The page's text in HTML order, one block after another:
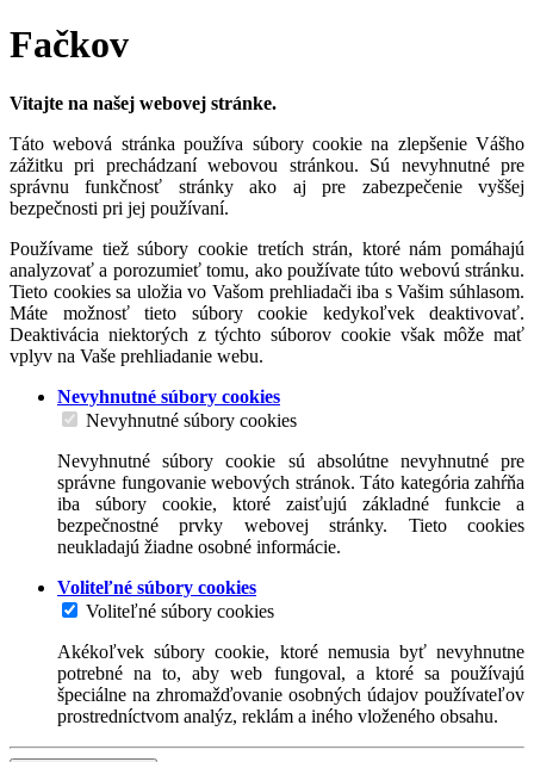
Fačkov
Vitajte na našej webovej stránke.
Táto webová stránka používa súbory cookie na zlepšenie Vášho
zážitku pri prechádzaní webovou stránkou. Sú nevyhnutné pre
správnu funkčnosť stránky ako aj pre zabezpečenie vyššej
bezpečnosti pri jej používaní.
Používame tiež súbory cookie tretích strán, ktoré nám pomáhajú
analyzovať a porozumieť tomu, ako používate túto webovú stránku.
Tieto cookies sa uložia vo Vašom prehliadači iba s Vašim súhlasom.
Máte možnosť tieto súbory cookie kedykoľvek deaktivovať.
Deaktivácia niektorých z týchto súborov cookie však môže mať
vplyv na Vaše prehliadanie webu.
Nevyhnutné súbory cookies
Nevyhnutné súbory cookies
Nevyhnutné súbory cookie sú absolútne nevyhnutné pre
správne fungovanie webových stránok. Táto kategória zahŕňa
iba súbory cookie, ktoré zaisťujú základné funkcie a
bezpečnostné prvky webovej stránky. Tieto cookies
neukladajú žiadne osobné informácie.
Voliteľné súbory cookies
Voliteľné súbory cookies
Akékoľvek súbory cookie, ktoré nemusia byť nevyhnutne
potrebné na to, aby web fungoval, a ktoré sa používajú
špeciálne na zhromažďovanie osobných údajov používateľov
prostredníctvom analýz, reklám a iného vloženého obsahu.